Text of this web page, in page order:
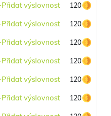
Přidat výslovnost 120
Přidat výslovnost 120
Přidat výslovnost 120
Přidat výslovnost 120
Přidat výslovnost 120
Přidat výslovnost 120